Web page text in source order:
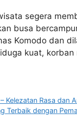
segera
busa
Komodo dan
kuat,
Kelezatan Rasa dan
Terbaik dengan